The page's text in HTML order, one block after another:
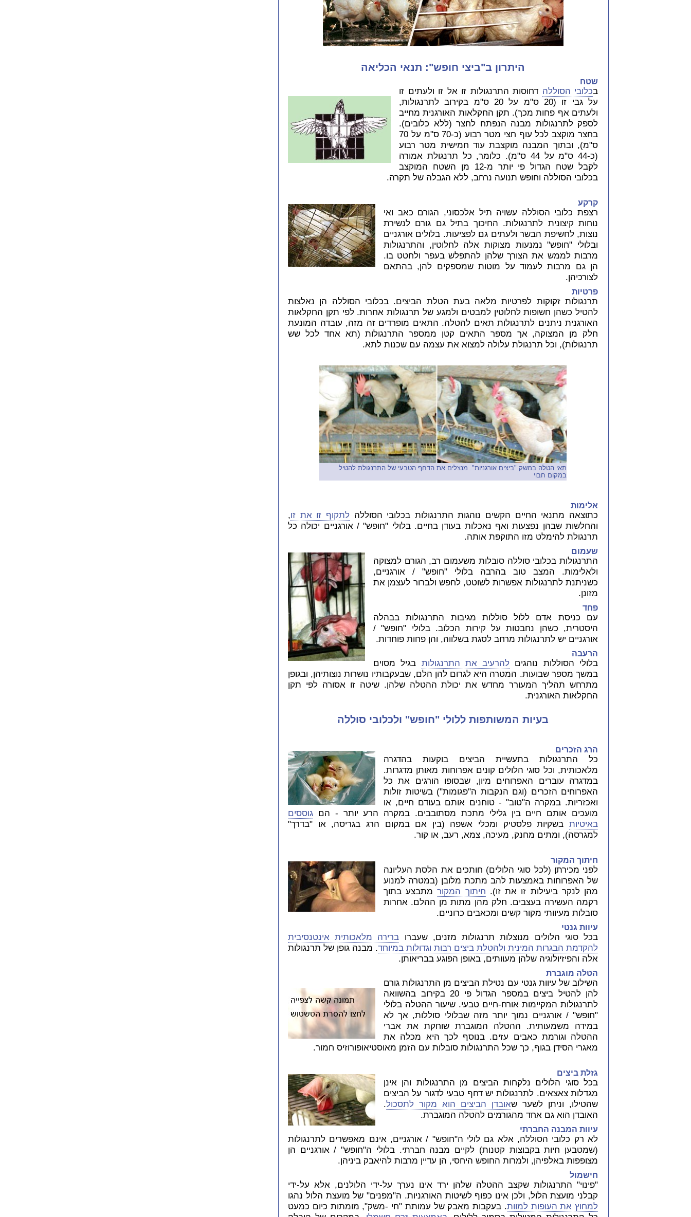
היתרון ב"ביצי חופש": תנאי הכליאה
שטח
בכלובי הסוללה דחוסות התרנגולות זו אל זו ולעתים זו
על גבי זו (20 ס"מ על 20 ס"מ בקירוב לתרנגולות,
ולעתים אף פחות מכך). תקן החקלאות האורגנית מחייב
לספק לתרנגולות מבנה הנפתח לחצר (ללא כלובים).
בחצר מוקצב לכל עוף חצי מטר רבוע (כ-70 ס"מ על 70
ס"מ), ובתוך המבנה מוקצבת עוד חמישית מטר רבוע
(כ-44 ס"מ על 44 ס"מ). כלומר, כל תרנגולת אמורה
לקבל שטח הגדול פי יותר מ-12 מן השטח המוקצב
בכלובי הסוללה וחופש תנועה נרחב, ללא הגבלה של תקרה.
קרקע
רצפת כלובי הסוללה עשויה תיל אלכסוני, הגורם כאב ואי
נוחות קיצונית לתרנגולות. החיכוך בתיל גם גורם לנשירת
נוצות, לחשיפת הבשר ולעתים גם לפציעות. בלולים אורגניים
ובלולי "חופש" נמנעות מצוקות אלה לחלוטין, והתרנגולות
מרבות לממש את הצורך שלהן להתפלש בעפר ולחטט בו.
הן גם מרבות לעמוד על מוטות שמספקים להן, בהתאם
לצורכיהן.
פרטיות
תרנגולות זקוקות לפרטיות מלאה בעת הטלת הביצים. בכלובי הסוללה הן נאלצות
להטיל כשהן חשופות לחלוטין למבטים ולמגע של תרנגולות אחרות. לפי תקן החקלאות
האורגנית ניתנים לתרנגולות תאים להטלה. התאים מופרדים זה מזה, עובדה המונעת
חלק מן המצוקה, אך מספר התאים קטן ממספר התרנגולות (תא אחד לכל שש
תרנגולות), וכל תרנגולת עלולה למצוא את עצמה עם שכנות לתא.
תאי הטלה במשק "ביצים אורגניות". מנצלים את הדחף הטבעי של התרנגולת להטיל
במקום חבוי
אלימות
כתוצאה מתנאי החיים הקשים נוהגות התרנגולות בכלובי הסוללהלתקוף זו את זו,
והחלשות שבהן נפצעות ואף נאכלות בעודן בחיים. בלולי "חופש" / אורגניים יכולה כל
תרנגולת להימלט מזו התוקפת אותה.
שעמום
התרנגולות בכלובי סוללה סובלות משעמום רב, הגורם למצוקה
ולאלימות. המצב טוב בהרבה בלולי "חופש" / אורגניים,
כשניתנת לתרנגולות אפשרות לשוטט, לחפש ולברור לעצמן את
מזונן.
פחד
עם כניסת אדם ללול סוללות מגיבות התרנגולות בבהלה
היסטרית, כשהן נחבטות על קירות הכלוב. בלולי "חופש" /
אורגניים יש לתרנגולות מרחב לסגת בשלווה, והן פחות פוחדות.
הרעבה
בלולי הסוללות נוהגים להרעיב את התרנגולות בגיל מסוים
במשך מספר שבועות. המטרה היא לגרום להן הלם, שבעקבותיו נושרות נוצותיהן, ובגופן
מתרחש תהליך המעורר מחדש את יכולת ההטלה שלהן. שיטה זו אסורה לפי תקן
החקלאות האורגנית.
בעיות המשותפות ללולי "חופש" ולכלובי סוללה
הרג הזכרים
כל התרנגולות בתעשיית הביצים בוקעות בהדגרה
מלאכותית, וכל סוגי הלולים קונים אפרוחות מאותן מדגרות.
במדגרה עוברים האפרוחים מיון, שבסופו הורגים את כל
האפרוחים הזכרים (וגם הנקבות ה"פגומות")בשיטות זולות
ואכזריות. במקרה ה"טוב" - טוחנים אותם בעודם חיים, או
מועכים אותם חיים בין גלילי מתכת מסתובבים. במקרה הרע יותר - הם גוססים
באיטיות בשקיות פלסטיק ומכלי אשפה (בין אם במקום הרג בגריסה, או "בדרך"
למגרסה), ומתים מחנק, מעיכה, צמא, רעב, או קור.
חיתוך המקור
לפני מכירתן (לכל סוגי הלולים) חותכים את הלסת העליונה
של האפרוחות באמצעות להב מתכת מלובן (במטרה למנוע
מהן לנקר ביעילות זו את זו). חיתוך המקורמתבצע בתוך
רקמה העשירה בעצבים. חלק מהן מתות מן ההלם. אחרות
סובלות מעיוותי מקור קשים ומכאבים כרוניים.
עיוות גנטי
בכל סוגי הלולים מנוצלות תרנגולות מזנים, שעברו ברירה מלאכותית אינטנסיבית
להקדמת הבגרות המינית ולהטלת ביצים רבות וגדולות במיוחד. מבנה גופן של תרנגולות
אלה והפיזיולוגיה שלהן מעוותים, באופן הפוגע בבריאותן.
הטלה מוגברת
השילוב של עיוות גנטי עם נטילת הביצים מן התרנגולות גורם
להן להטיל ביצים במספר הגדול פי 20 בקירוב בהשוואה
לתרנגולות המקיימות אורח-חיים טבעי. שיעור ההטלה בלולי
"חופש" / אורגניים נמוך יותר מזה שבלולי סוללות, אך לא
במידה משמעותית. ההטלה המוגברת שוחקת את אברי
ההטלה וגורמת כאבים עזים. בנוסף לכך היא מכלה את
מאגרי הסידן בגוף, כך שכל התרנגולות סובלות עם הזמן מאוסטיאופורוזיס חמור.
גזלת ביצים
בכל סוגי הלולים נלקחות הביצים מן התרנגולות והן אינן
מגדלות צאצאים. לתרנגולות יש דחף טבעי לדגור על הביצים
שהטילו, וניתן לשער שאובדן הביצים הוא מקור לתסכול.
האובדן הוא גם אחד מהגורמים להטלה המוגברת.
עיוות המבנה החברתי
לא רק כלובי הסוללה, אלא גם לולי ה"חופש" / אורגניים, אינם מאפשרים לתרנגולות
(שמטבען חיות בקבוצות קטנות) לקיים מבנה חברתי. בלולי ה"חופש" / אורגניים הן
מצופפות באלפיהן, ולמרות החופש היחסי, הן עדיין מרבות להיאבק ביניהן.
חישמול
"פינוי" התרנגולות שקצב ההטלה שלהן ירד אינו נערך על-ידי הלולנים, אלא על-ידי
קבלני מועצת הלול, ולכן אינו כפוף לשיטות האורגניות. ה"מפנים" של מועצת הלול נהגו
למחוץ את העופות למוות. בעקבות מאבק של עמותת "חי -משק", מומתות כיום כמעט